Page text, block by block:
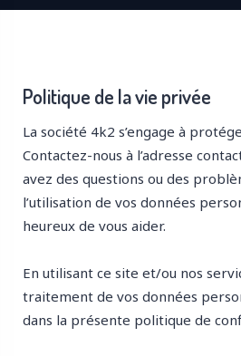
Politique de la vie privée
La société 4k2 s’engage à
Contactez-nous à l’adresse
avez des questions ou des
l’utilisation de vos données
heureux de vous aider.
En utilisant ce site et/ou nos
traitement de vos données
dans la présente politique de